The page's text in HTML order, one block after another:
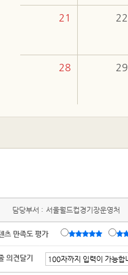
21 22
28 29
담당부서 : 서울월드컵경기장운영처
츠 만족도 평가
의견달기